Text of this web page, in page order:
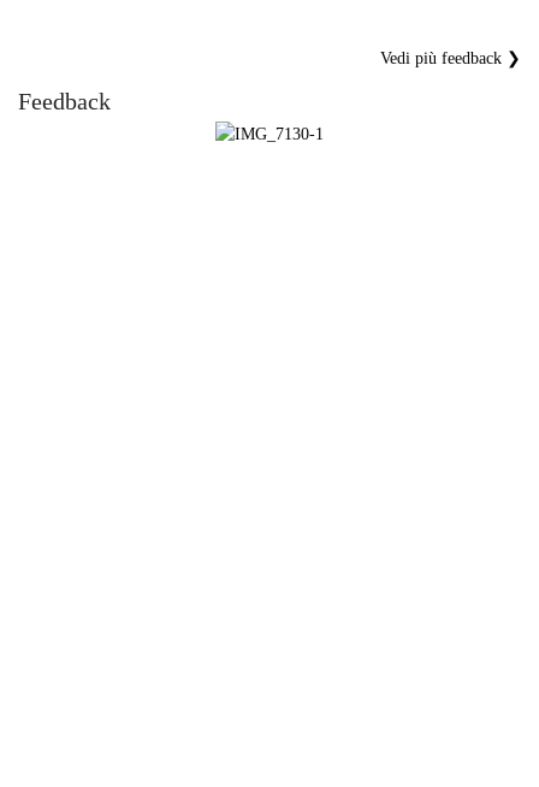
Feedback
Vedi più feedback ❯